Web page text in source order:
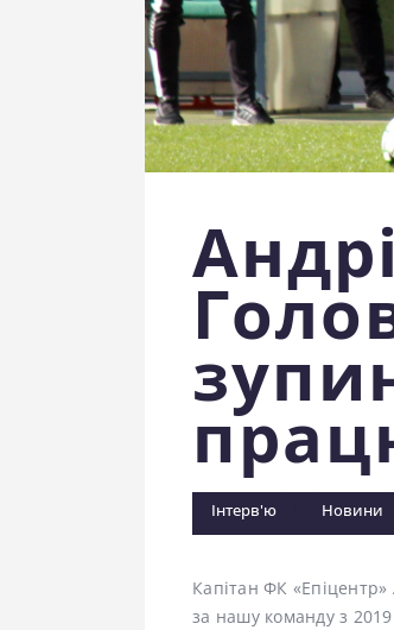
Інтерв'ю Новини
Капітан ФК
за нашу команду з